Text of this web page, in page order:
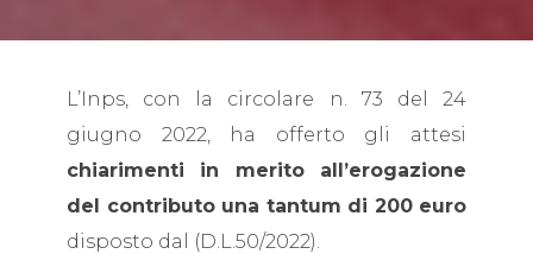
L’Inps, con la circolare n. 73 del 24
giugno 2022, ha offerto gli attesi
chiarimenti in merito all’erogazione
del contributo una tantum di 200 euro
disposto dal (D.L.50/2022).